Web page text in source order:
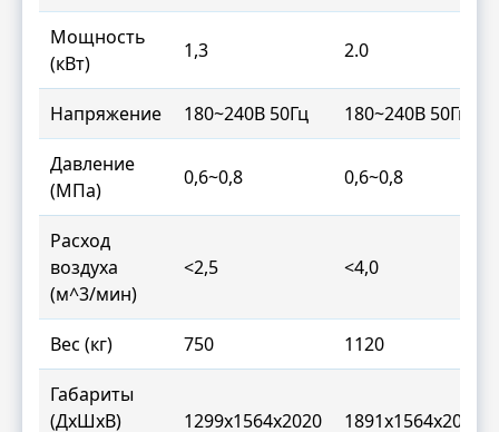
Мощность
(кВт)
1,3 2.0
Напряжение 180~240В 50Гц 180~240В 50Гц
Давление
(МПа)
0,6~0,8 0,6~0,8
Расход
воздуха
(м^3/мин)
<2,5 <4,0
Вес (кг) 750 1120
Габариты
(ДxШxВ)
1299х1564х2020 1891x1564x2020